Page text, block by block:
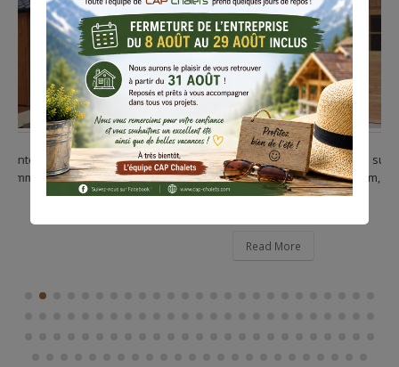
Le modèle ARIOSTE. Murs sur une ossature en sapin du
nord de sections 70/40 mm, pare-pluie intérieur, bardage
douglas 21...